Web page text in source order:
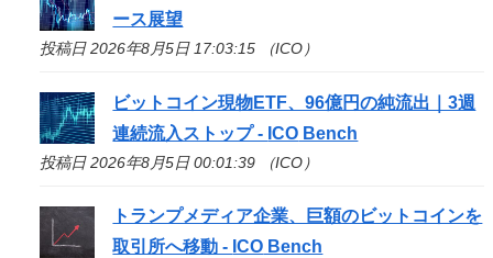
ース展望
投稿日 2026年8月5日 17:03:15 （ICO）
ビットコイン現物ETF、96億円の純流出｜3週
連続流入ストップ - ICO Bench
投稿日 2026年8月5日 00:01:39 （ICO）
トランプメディア企業、巨額のビットコインを
取引所へ移動 - ICO Bench